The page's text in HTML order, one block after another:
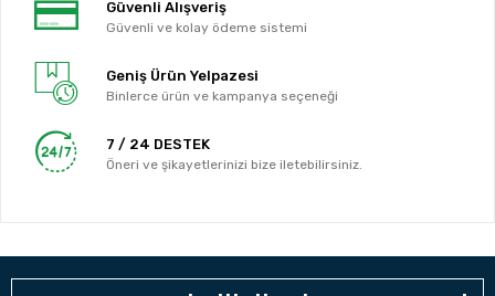
Güvenli Alışveriş
Güvenli ve kolay ödeme sistemi
Geniş Ürün Yelpazesi
Binlerce ürün ve kampanya seçeneği
7 / 24 DESTEK
Öneri ve şikayetlerinizi bize iletebilirsiniz.